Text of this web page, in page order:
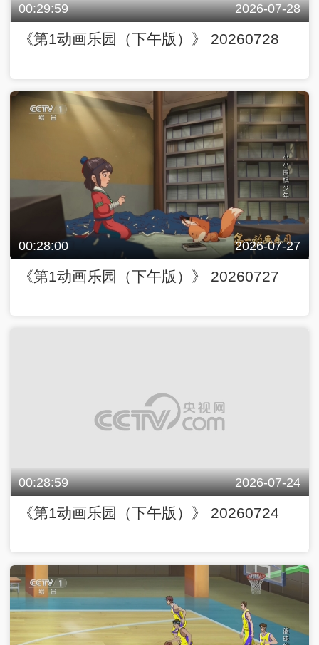
00:29:59 2026-07-28
《第1动画乐园（下午版）》 20260728
00:28:00 2026-07-27
《第1动画乐园（下午版）》 20260727
00:28:59 2026-07-24
《第1动画乐园（下午版）》 20260724